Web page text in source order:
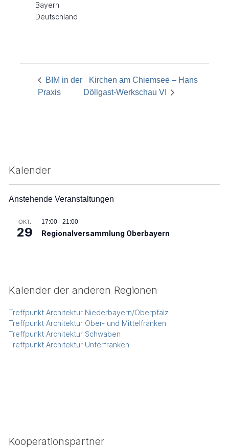
Bayern
Deutschland
BIM in der
Praxis
Kirchen am Chiemsee – Hans
Döllgast-Werkschau VI
Kalender
Anstehende Veranstaltungen
OKT.
29
17:00- 21:00
Regionalversammlung Oberbayern
Kalender der anderen Regionen
Treffpunkt Architektur Niederbayern/Oberpfalz
Treffpunkt Architektur Ober- und Mittelfranken
Treffpunkt Architektur Schwaben
Treffpunkt Architektur Unterfranken
Kooperationspartner